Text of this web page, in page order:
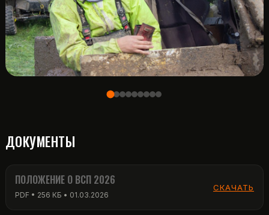
ДОКУМЕНТЫ
ПОЛОЖЕНИЕ О ВСП 2026
PDF • 256 КБ • 01.03.2026
СКАЧАТЬ